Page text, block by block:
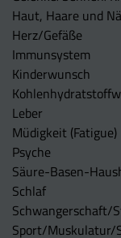
Haut, Haare und
Herz/Gefäße
Immunsystem
Kinderwunsch
Leber
Müdigkeit (Fatigue)
Psyche
Säure-Basen-
Schlaf
Schwangerschaft/
Sport/Muskulatur/